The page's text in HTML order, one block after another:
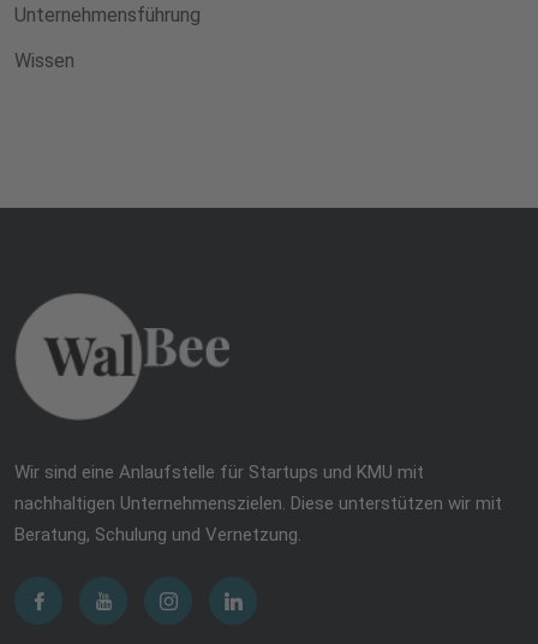
Unternehmensführung
Wissen
Wir sind eine Anlaufstelle für Startups und KMU mit
nachhaltigen Unternehmenszielen. Diese unterstützen wir mit
Beratung, Schulung und Vernetzung.